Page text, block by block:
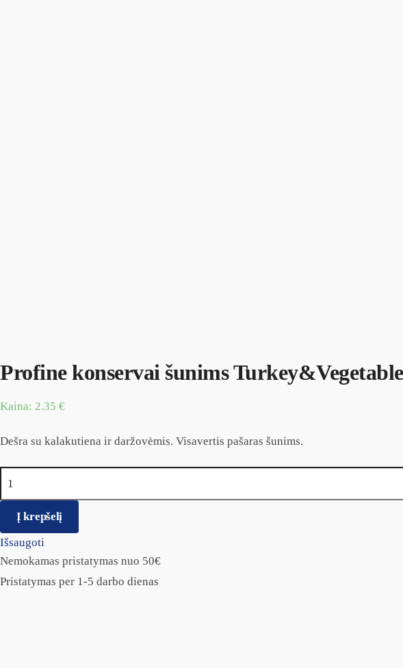
Profine konservai šunims
Kaina: 2.35 €
Dešra su kalakutiena ir daržovėmis. Visavertis pašaras šunims.
Į krepšelį
Išsaugoti
Nemokamas pristatymas nuo 50€
Pristatymas per 1-5 darbo dienas